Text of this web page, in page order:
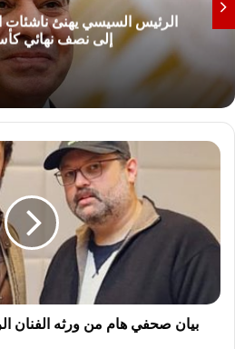
فنان تركي شهير يشيد
ب
ص
ح
ه
بيان صحفي هام من ورثه الفنان